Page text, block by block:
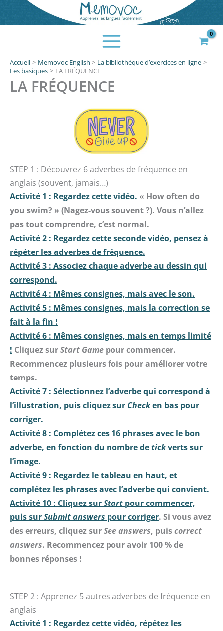
Accueil Memovoc English
La bibliothèque d’exercices en ligne
Les basiques
LA FRÉQUENCE
LA FRÉQUENCE
STEP 1 : Découvrez 6 adverbes de fréquence en
anglais (souvent, jamais…)
Activité 1 : Regardez cette vidéo. « How often do
you swim? » (Nagez-vous souvent ?). Vous n’allez
pas tout comprendre, c’est normal.
Activité 2 : Regardez cette seconde vidéo, pensez à
répéter les adverbes de fréquence.
Activité 3 : Associez chaque adverbe au dessin qui
correspond.
Activité 4 : Mêmes consignes, mais avec le son.
Activité 5 : Mêmes consignes, mais la correction se
fait à la fin !
Activité 6 : Mêmes consignes, mais en temps limité
! Cliquez surStart Game pour commencer.
Recommencez plusieurs fois pour améliorer votre
temps.
Activité 7 : Sélectionnez l’adverbe qui correspond à
l’illustration, puis cliquez sur Checken bas pour
corriger.
Activité 8 : Complétez ces 16 phrases avec le bon
adverbe, en fonction du nombre detickverts sur
l’image.
Activité 9 : Regardez le tableau en haut, et
complétez les phrases avec l’adverbe qui convient.
Activité 10 : Cliquez surStart pour commencer,
puis surSubmit answers pour corriger. Si vous avez
des erreurs, cliquez surSee answers, puiscorrect
answers. Recommencez pour avoir 100 % de
bonnes réponses !
STEP 2 : Apprenez 5 autres adverbes de fréquence en
anglais
Activité 1 : Regardez cette vidéo, répétez les